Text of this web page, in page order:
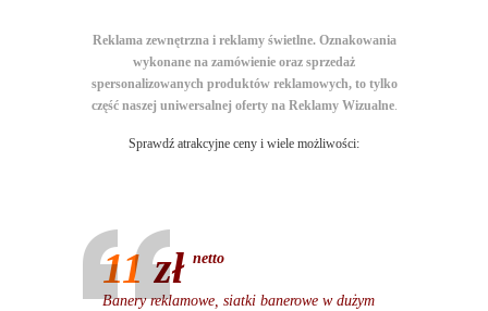
Reklama zewnętrzna i reklamy świetlne. Oznakowania
wykonane na zamówienie oraz sprzedaż
spersonalizowanych produktów reklamowych, to tylko
część naszej uniwersalnej oferty na Reklamy Wizualne.
Sprawdź atrakcyjne ceny i wiele możliwości:
11 zł netto
Banery reklamowe, siatki banerowe w dużym